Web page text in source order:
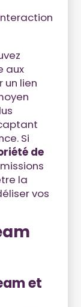
aux
un lien
Si
de
la
vos
et